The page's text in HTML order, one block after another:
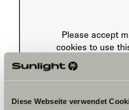
Diese Webseite verwendet
Please accept
cookies to use
Cookie